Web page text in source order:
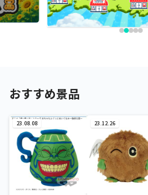
おすすめ景品
23.08.08 23.12.26